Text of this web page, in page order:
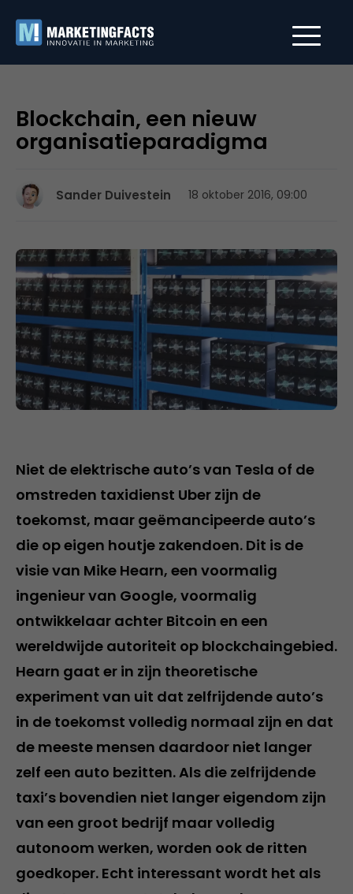
Blockchain, een nieuw
organisatieparadigma
Sander Duivestein 18 oktober 2016, 09:00
Niet de elektrische auto’s van Tesla of de
omstreden taxidienst Uber zijn de
toekomst, maar geëmancipeerde auto’s
die op eigen houtje zakendoen. Dit is de
visie van Mike Hearn, een voormalig
ingenieur van Google, voormalig
ontwikkelaar achter Bitcoin en een
wereldwijde autoriteit op blockchaingebied.
Hearn gaat er in zijn theoretische
experiment van uit dat zelfrijdende auto’s
in de toekomst volledig normaal zijn en dat
de meeste mensen daardoor niet langer
zelf een auto bezitten. Als die zelfrijdende
taxi’s bovendien niet langer eigendom zijn
van een groot bedrijf maar volledig
autonoom werken, worden ook de ritten
goedkoper. Echt interessant wordt het als